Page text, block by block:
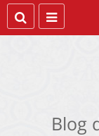
Blog